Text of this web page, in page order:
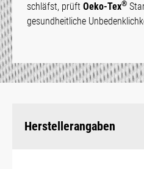
schläfst, prüft Oeko-Tex®
gesundheitliche
Herstellerangaben